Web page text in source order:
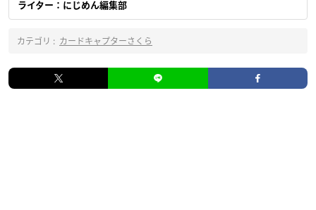
ライター：にじめん編集部
カテゴリ : カードキャプターさくら